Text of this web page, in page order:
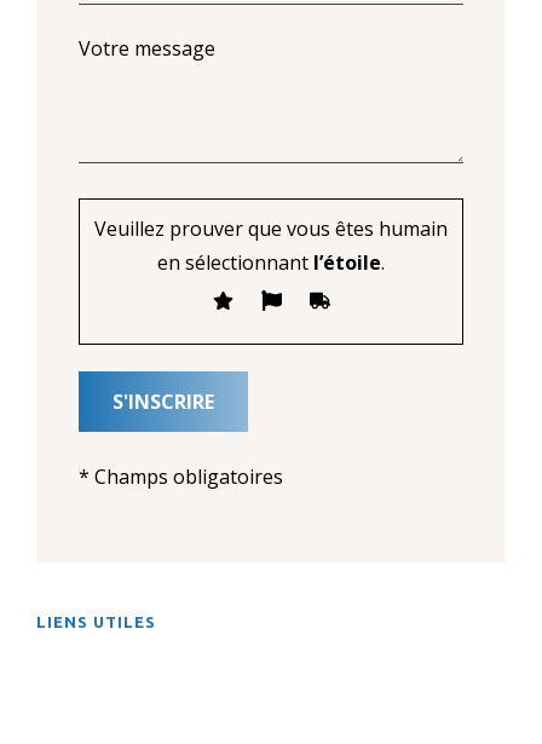
Votre message
Veuillez prouver que vous êtes humain
en sélectionnant l’étoile.
* Champs obligatoires
LIENS UTILES